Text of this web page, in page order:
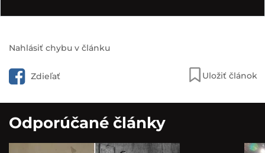
Nahlásiť chybu v článku
Zdieľať Uložiť článok
Odporúčané články